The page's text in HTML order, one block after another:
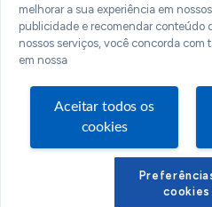
melhorar a sua experiência em
publicidade e recomendar conteúdo
nossos serviços, você concorda com
em nossa
Aceitar todos os
cookies
cookies